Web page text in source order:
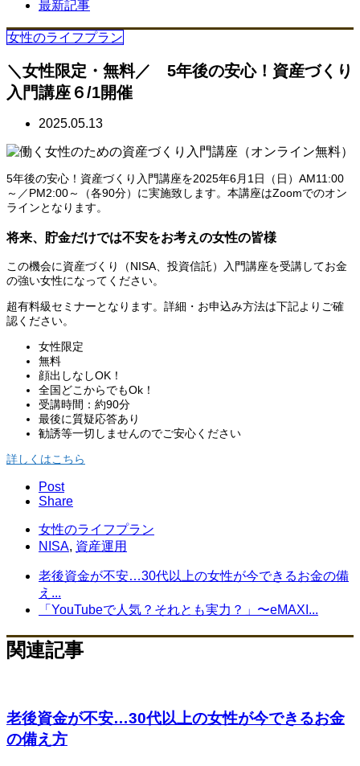
最新記事
女性のライフプラン
＼女性限定・無料／ 5年後の安心！資産づくり
入門講座６/1開催
2025.05.13
5年後の安心！資産づくり入門講座を2025年6月1日（日）AM11:00
～／PM2:00～（各90分）に実施致します。本講座はZoomでのオン
ラインとなります。
将来、貯金だけでは不安をお考えの女性の皆様
この機会に資産づくり（NISA、投資信託）入門講座を受講してお金
の強い女性になってください。
超有料級セミナーとなります。詳細・お申込み方法は下記よりご確
認ください。
女性限定
無料
顔出しなしOK！
全国どこからでもOk！
受講時間：約90分
最後に質疑応答あり
勧誘等一切しませんのでご安心ください
詳しくはこちら
Post
Share
女性のライフプラン
NISA, 資産運用
老後資金が不安…30代以上の女性が今できるお金の備
え...
「YouTubeで人気？それとも実力？」〜eMAXI...
関連記事
老後資金が不安…30代以上の女性が今できるお金
の備え方